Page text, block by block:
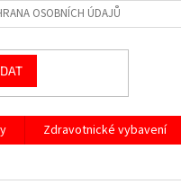
OSOBNÍCH ÚDAJŮ
Zdravotnické vybavení